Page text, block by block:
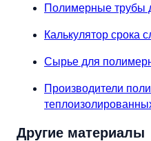
Полимерные трубы
Калькулятор срока
Сырье для
Производители
Другие материалы